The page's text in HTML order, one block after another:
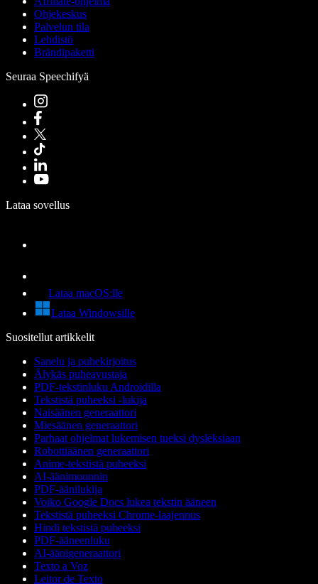
Ohjekeskus
Palvelun tila
Lehdistö
Brändipaketti
Seuraa Speechifyä
Lataa sovellus
Lataa macOS:lle
Lataa Windowsille
Suositellut artikkelit
Sanelu ja puhekirjoitus
Älykäs puheavustaja
PDF-tekstinluku Androidilla
Tekstistä puheeksi -lukija
Naisäänen generaattori
Miesäänen generaattori
Parhaat ohjelmat lukemisen tueksi dysleksiaan
Robottiäänen generaattori
Anime-tekstistä puheeksi
AI-äänimuunnin
PDF-äänilukija
Voiko Google Docs lukea tekstin ääneen
Tekstistä puheeksi Chrome-laajennus
Hindi tekstistä puheeksi
PDF-ääneenluku
AI-äänigeneraattori
Texto a Voz
Leitor de Texto